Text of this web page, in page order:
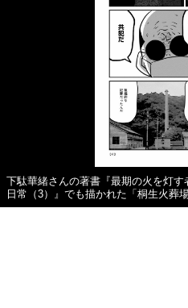
下駄華緒さんの著書『最期の火を灯
日常（3）』でも描かれた「桐生火